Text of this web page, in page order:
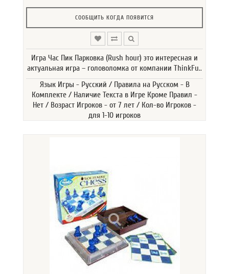
СООБЩИТЬ КОГДА ПОЯВИТСЯ
Игра Час Пик Парковка (Rush hour) это интересная и
актуальная игра – головоломка от компании ThinkFu..
Язык Игры - Русский / Правила на Русском - В
Комплекте / Наличие Текста в Игре Кроме Правил -
Нет / Возраст Игроков - от 7 лет / Кол-во Игроков -
для 1-10 игроков